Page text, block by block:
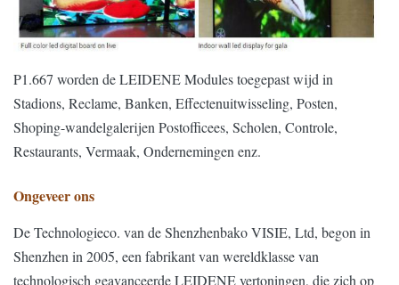
P1.667 worden de LEIDENE Modules toegepast wijd in
Stadions, Reclame, Banken, Effectenuitwisseling, Posten,
Shoping-wandelgalerijen Postofficees, Scholen, Controle,
Restaurants, Vermaak, Ondernemingen enz.
Ongeveer ons
De Technologieco. van de Shenzhenbako VISIE, Ltd, begon in
Shenzhen in 2005, een fabrikant van wereldklasse van
technologisch geavanceerde LEIDENE vertoningen, die zich op